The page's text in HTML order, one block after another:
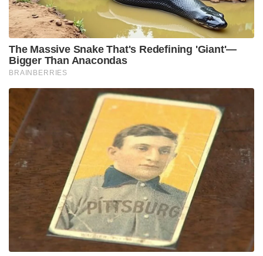
The Massive Snake That's Redefining 'Giant'—
Bigger Than Anacondas
BRAINBERRIES